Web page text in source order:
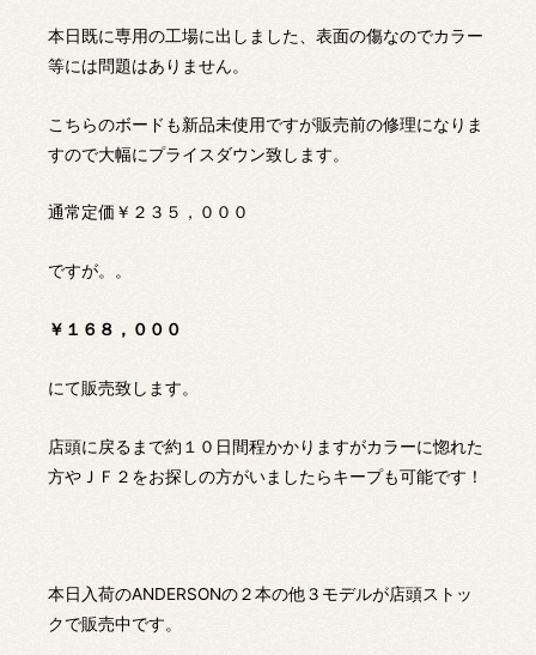
本日既に専用の工場に出しました、表面の傷なのでカラー
等には問題はありません。
こちらのボードも新品未使用ですが販売前の修理になりま
すので大幅にプライスダウン致します。
通常定価￥２３５，０００
ですが。。
￥１６８，０００
にて販売致します。
店頭に戻るまで約１０日間程かかりますがカラーに惚れた
方やＪＦ２をお探しの方がいましたらキープも可能です！
本日入荷のANDERSONの２本の他３モデルが店頭ストッ
クで販売中です。